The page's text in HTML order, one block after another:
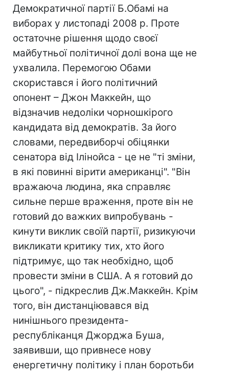
Демократичної партії Б.Обамі на
виборах у листопаді 2008 р. Проте
остаточне рішення щодо своєї
майбутньої політичної долі вона ще не
ухвалила. Перемогою Обами
скористався і його політичний
опонент – Джон Маккейн, що
відзначив недоліки чорношкірого
кандидата від демократів. За його
словами, передвиборчі обіцянки
сенатора від Ілінойса - це не "ті зміни,
в які повинні вірити американці". "Він
вражаюча людина, яка справляє
сильне перше враження, проте він не
готовий до важких випробувань -
кинути виклик своїй партії, ризикуючи
викликати критику тих, хто його
підтримує, що так необхідно, щоб
провести зміни в США. А я готовий до
цього", - підкреслив Дж.Маккейн. Крім
того, він дистанціювався від
нинішнього президента-
республіканця Джорджа Буша,
заявивши, що привнесе нову
енергетичну політику і план боротьби